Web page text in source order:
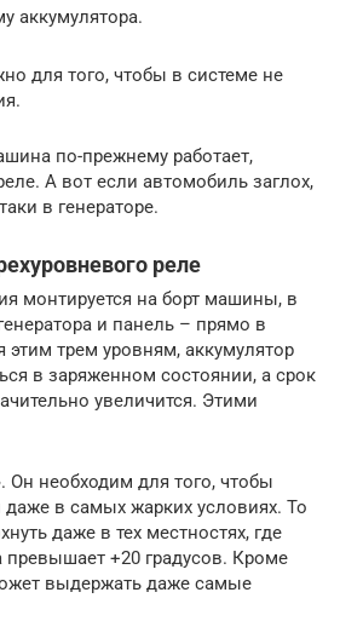
аккумулятора.
для того, чтобы в системе не
по-прежнему работает,
А вот если автомобиль заглох,
в генераторе.
реле
монтируется на борт машины, в
и панель – прямо в
этим трем уровням, аккумулятор
в заряженном состоянии, а срок
увеличится. Этими
Он необходим для того, чтобы
в самых жарких условиях. То
даже в тех местностях, где
превышает +20 градусов. Кроме
выдержать даже самые